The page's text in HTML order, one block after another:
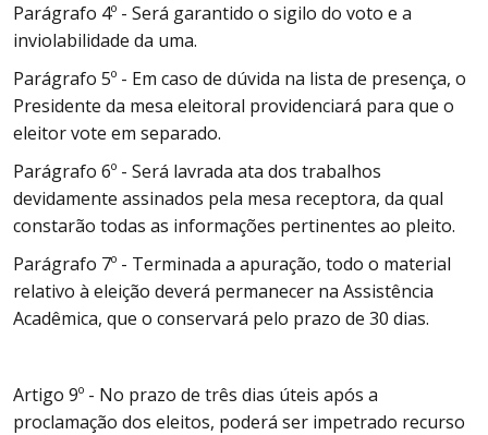
Parágrafo 4º - Será garantido o sigilo do voto e a
inviolabilidade da uma.
Parágrafo 5º - Em caso de dúvida na lista de presença, o
Presidente da mesa eleitoral providenciará para que o
eleitor vote em separado.
Parágrafo 6º - Será lavrada ata dos trabalhos
devidamente assinados pela mesa receptora, da qual
constarão todas as informações pertinentes ao pleito.
Parágrafo 7º - Terminada a apuração, todo o material
relativo à eleição deverá permanecer na Assistência
Acadêmica, que o conservará pelo prazo de 30 dias.
Artigo 9º - No prazo de três dias úteis após a
proclamação dos eleitos, poderá ser impetrado recurso